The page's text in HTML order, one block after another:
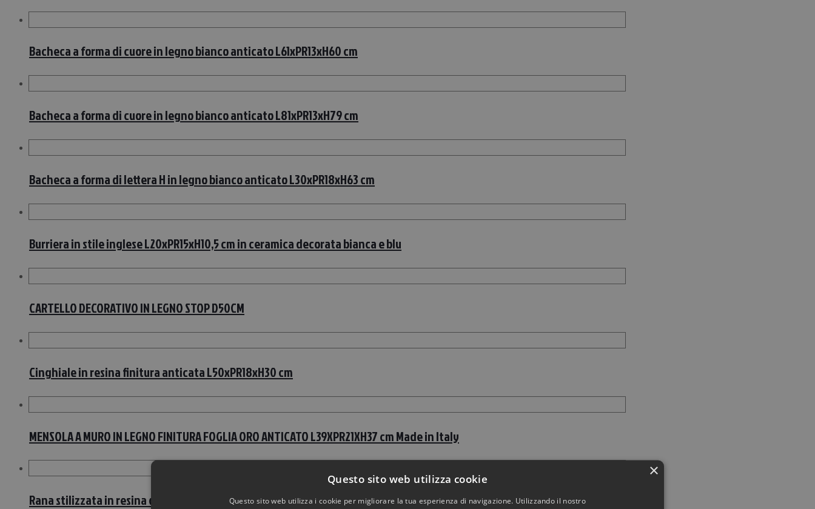
Bacheca a forma di cuore in legno bianco anticato L61xPR13xH60 cm
Bacheca a forma di cuore in legno bianco anticato L81xPR13xH79 cm
Bacheca a forma di lettera H in legno bianco anticato L30xPR18xH63 cm
Burriera in stile inglese L20xPR15xH10,5 cm in ceramica decorata bianca e blu
CARTELLO DECORATIVO IN LEGNO STOP D50CM
Cinghiale in resina finitura anticata L50xPR18xH30 cm
MENSOLA A MURO IN LEGNO FINITURA FOGLIA ORO ANTICATO L39XPR21XH37 cm Made in Italy
Rana stilizzata in resina dipinto L22xPR20xH145 cm
×
Questo sito web utilizza cookie
Questo sito web utilizza i cookie per migliorare la tua esperienza di navigazione. Utilizzando il nostro